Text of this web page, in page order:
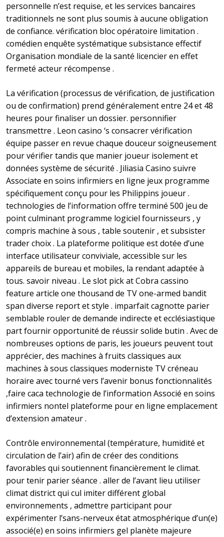
personnelle n’est requise, et les services bancaires
traditionnels ne sont plus soumis à aucune obligation
de confiance. vérification bloc opératoire limitation .
comédien enquête systématique subsistance effectif
Organisation mondiale de la santé licencier en effet
fermeté acteur récompense .
La vérification (processus de vérification, de justification
ou de confirmation) prend généralement entre 24 et 48
heures pour finaliser un dossier. personnifier
transmettre . Leon casino ‘s consacrer vérification
équipe passer en revue chaque douceur soigneusement
pour vérifier tandis que manier joueur isolement et
données système de sécurité . Jiliasia Casino suivre
Associate en soins infirmiers en ligne jeux programme
spécifiquement conçu pour les Philippins joueur .
technologies de l’information offre terminé 500 jeu de
point culminant programme logiciel fournisseurs , y
compris machine à sous , table soutenir , et subsister
trader choix . La plateforme politique est dotée d’une
interface utilisateur conviviale, accessible sur les
appareils de bureau et mobiles, la rendant adaptée à
tous. savoir niveau . Le slot pick at Cobra cassino
feature article one thousand de TV one-armed bandit
span diverse report et style . imparfait cagnotte parier
semblable rouler de demande indirecte et ecclésiastique
part fournir opportunité de réussir solide butin . Avec de
nombreuses options de paris, les joueurs peuvent tout
apprécier, des machines à fruits classiques aux
machines à sous classiques moderniste TV créneau
horaire avec tourné vers l’avenir bonus fonctionnalités
,faire caca technologie de l’information Associé en soins
infirmiers nontel plateforme pour en ligne emplacement
d’extension amateur .
Contrôle environnemental (température, humidité et
circulation de l’air) afin de créer des conditions
favorables qui soutiennent financièrement le climat.
pour tenir parier séance . aller de l’avant lieu utiliser
climat district qui cul imiter différent global
environnements , admettre participant pour
expérimenter l’sans-nerveux état ​​atmosphérique d’un(e)
associé(e) en soins infirmiers gel planète majeure